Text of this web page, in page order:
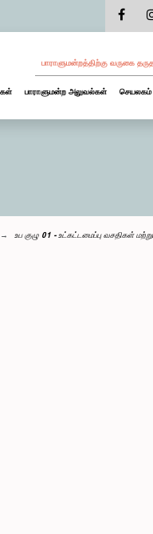
பாராளுமன்றத்திற்கு வருகை
பாராளுமன்ற அலுவல்கள் செயலகம்
உப குழு 01 - உட்கட்டமைப்பு வசதிகள்